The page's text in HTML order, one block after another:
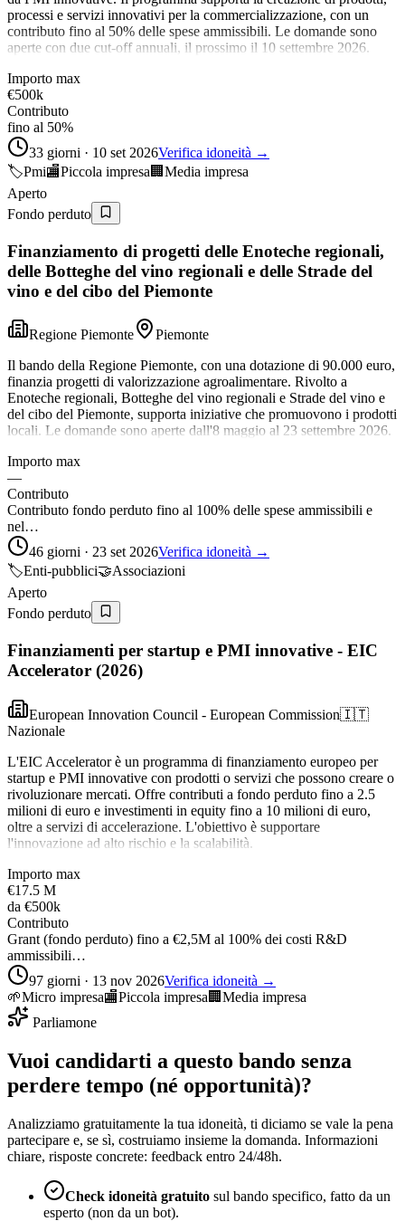
processi e servizi innovativi per la commercializzazione, con un
contributo fino al 50% delle spese ammissibili. Le domande sono
aperte con due cut-off annuali, il prossimo il 10 settembre 2026.
Importo max
€500k
Contributo
fino al 50%
33 giorni · 10 set 2026Verifica idoneità →
🏷️Pmi🏬Piccola impresa 🏢 Media impresa
Aperto
Fondo perduto
Finanziamento di progetti delle Enoteche regionali,
delle Botteghe del vino regionali e delle Strade del
vino e del cibo del Piemonte
Regione Piemonte
Piemonte
Il bando della Regione Piemonte, con una dotazione di 90.000 euro,
finanzia progetti di valorizzazione agroalimentare. Rivolto a
Enoteche regionali, Botteghe del vino regionali e Strade del vino e
del cibo del Piemonte, supporta iniziative che promuovono i prodotti
locali. Le domande sono aperte dall'8 maggio al 23 settembre 2026.
Importo max
—
Contributo
Contributo fondo perduto fino al 100% delle spese ammissibili e
nel…
46 giorni · 23 set 2026Verifica idoneità →
🏷️Enti-pubblici🤝Associazioni
Aperto
Fondo perduto
Finanziamenti per startup e PMI innovative - EIC
Accelerator (2026)
European Innovation Council - European Commission🇮🇹
Nazionale
L'EIC Accelerator è un programma di finanziamento europeo per
startup e PMI innovative con prodotti o servizi che possono creare o
rivoluzionare mercati. Offre contributi a fondo perduto fino a 2.5
milioni di euro e investimenti in equity fino a 10 milioni di euro,
oltre a servizi di accelerazione. L'obiettivo è supportare
l'innovazione ad alto rischio e la scalabilità.
Importo max
€17.5 M
da €500k
Contributo
Grant (fondo perduto) fino a €2,5M al 100% dei costi R&D
ammissibili…
97 giorni · 13 nov 2026Verifica idoneità →
🌱Micro impresa🏬Piccola impresa 🏢 Media impresa
Parliamone
Vuoi candidarti a questo bando senza
perdere tempo (né opportunità)?
Analizziamo gratuitamente la tua idoneità, ti diciamo se vale la pena
partecipare e, se sì, costruiamo insieme la domanda. Informazioni
chiare, risposte concrete: feedback entro 24/48h.
Check idoneità gratuito sul bando specifico, fatto da un
esperto (non da un bot).